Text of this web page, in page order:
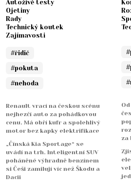
Autoživě testy
Ojetiny
Rady
Technický koutek
Zajímavosti
#řidič
#pokuta
#nehoda
Renault vrací na českou scénu
nejhezčí auto za pohádkovou
cenu. Má obří kufr a spolehlivý
motor bez kapky elektrifikace
„Čínská Kia Sportage“ se
uvádí na trh. Inteligentní SUV
poháněné výhradně benzínem
si Češi zamilují víc než Škodu a
Dacii
za